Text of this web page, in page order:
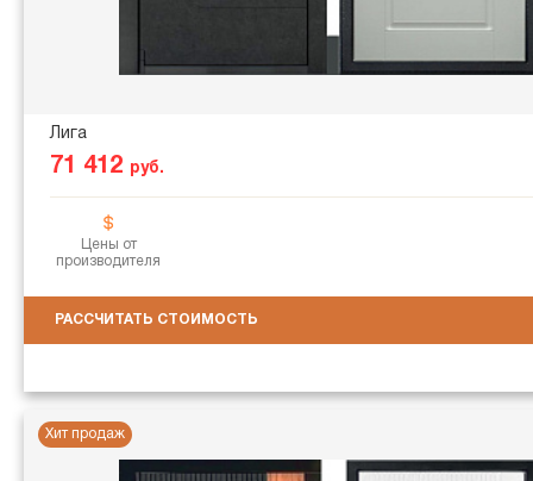
Лига
71 412 руб.
Цены от
производителя
РАССЧИТАТЬ СТОИМОСТЬ
Хит продаж